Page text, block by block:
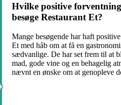
Hvilke positive
besøge Restaurant Et?
Mange besøgende har haft
Et med håb om at få en
sædvanlige. De har set frem til at
mad, gode vine og en behagelig
nævnt en ønske om at genopleve